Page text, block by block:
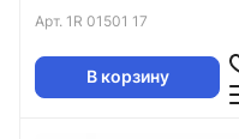
G1½″ 2 контура G1″ вверх
Арт. 1R 01501 17
В корзину